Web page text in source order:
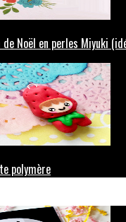
Noël en perles Miyuki
polymère